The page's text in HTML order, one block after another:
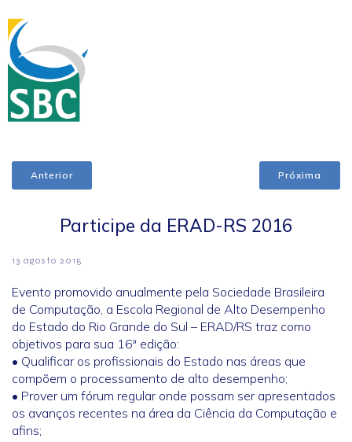
Anterior Próxima
Participe da ERAD-RS 2016
13 agosto 2015
Evento promovido anualmente pela Sociedade Brasileira
de Computação, a Escola Regional de Alto Desempenho
do Estado do Rio Grande do Sul – ERAD/RS traz como
objetivos para sua 16ª edição:
• Qualificar os profissionais do Estado nas áreas que
compõem o processamento de alto desempenho;
• Prover um fórum regular onde possam ser apresentados
os avanços recentes na área da Ciência da Computação e
afins;